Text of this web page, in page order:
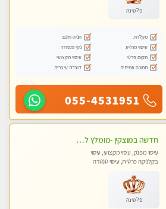
פלטינה
מקלחת
חניה חינם
עיסוי מרגיע
נקי ומסודר
מקום פרטי
עיסוי מקצועי
תמונה אמיתית
דוברת עיברית
055-4531951
חדשה במוצקין -מומלץ לחלוטין! כל סוגי העיסויים מעסה מקצועית ואיכותית פרטי!!!
עיסוי מפנק, עיסוי מקצועי, עיסוי
בקלניקה פרטית, עיסוי טנטרה
פלטינה